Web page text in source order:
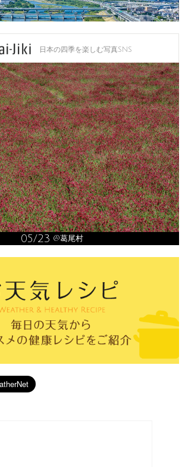
日本の四季を楽しむ写真SNS
05/23 @葛尾村